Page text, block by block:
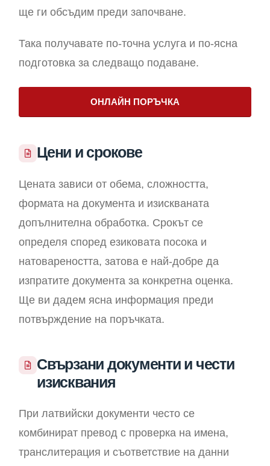
ще ги обсъдим преди започване.
Така получавате по-точна услуга и по-ясна
подготовка за следващо подаване.
ОНЛАЙН ПОРЪЧКА
Цени и срокове
Цената зависи от обема, сложността,
формата на документа и изискваната
допълнителна обработка. Срокът се
определя според езиковата посока и
натовареността, затова е най-добре да
изпратите документа за конкретна оценка.
Ще ви дадем ясна информация преди
потвърждение на поръчката.
Свързани документи и чести
изисквания
При латвийски документи често се
комбинират превод с проверка на имена,
транслитерация и съответствие на данни